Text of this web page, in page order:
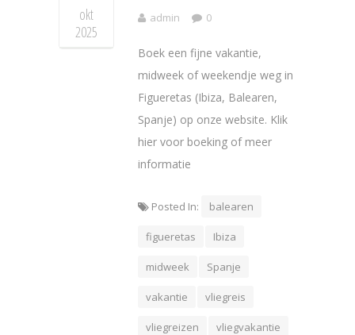
okt
2025
admin 0
Boek een fijne vakantie,
midweek of weekendje weg in
Figueretas (Ibiza, Balearen,
Spanje) op onze website. Klik
hier voor boeking of meer
informatie
Posted In: balearen
figueretas Ibiza
midweek Spanje
vakantie vliegreis
vliegreizen vliegvakantie